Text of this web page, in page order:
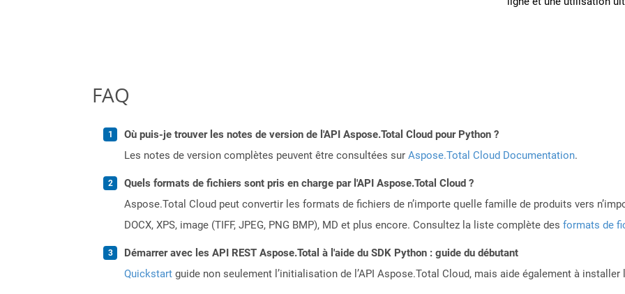
FAQ
Où puis-je trouver les notes de version de l'API Aspose.Total Cloud pour Python ?
Les notes de version complètes peuvent être consultées sur Aspose.Total Cloud Documentation.
Quels formats de fichiers sont pris en charge par l'API Aspose.Total Cloud ?
Aspose.Total Cloud peut convertir les formats de fichiers de n’importe quelle famille de produits vers
DOCX, XPS, image (TIFF, JPEG, PNG BMP), MD et plus encore. Consultez la liste complète des formats de
Démarrer avec les API REST Aspose.Total à l'aide du SDK Python : guide du débutant
Quickstart guide non seulement l’initialisation de l’API Aspose.Total Cloud, mais aide également à